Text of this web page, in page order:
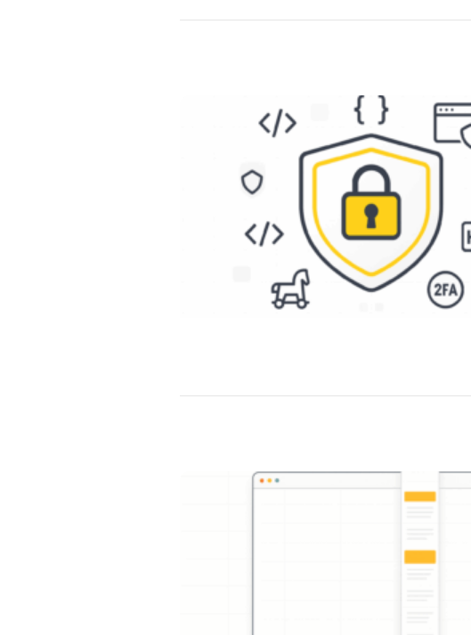
Ürünlerim
Chrome Uygulamaları